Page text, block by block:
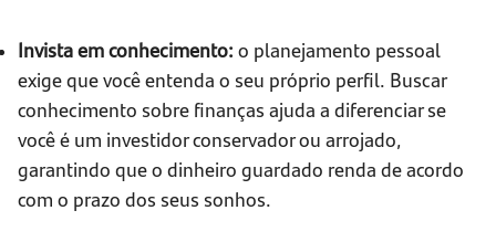
Invista em conhecimento: o planejamento pessoal
exige que você entenda o seu próprio perfil. Buscar
conhecimento sobre finanças ajuda a diferenciar se
você é um investidor conservador ou arrojado,
garantindo que o dinheiro guardado renda de acordo
com o prazo dos seus sonhos.